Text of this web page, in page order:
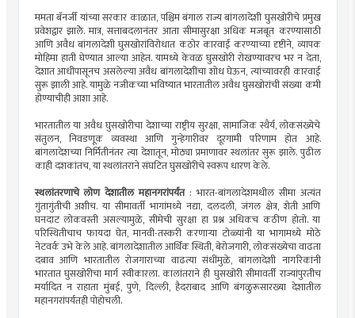
ममता बॅनर्जी यांच्या सरकार काळात, पश्चिम बंगाल राज्य बांगलादेशी घुसखोरीचे प्रमुख
प्रवेशद्वार झालेे. मात्र, सत्ताबदलानंतर आता सीमासुरक्षा अधिक मजबूत करण्यासाठी
आणि अवैध बांगलादेशी घुसखोरांविरोधात कठोर कारवाई करण्याच्या दृष्टीने, व्यापक
मोहिमा हाती घेण्यात आल्या आहेत. यामध्ये केवळ घुसखोरी रोखण्यावरच भर न देता,
देशात आधीपासूनच असलेल्या अवैध बांगलादेशींचा शोध घेऊन, त्यांच्यावरही कारवाई
सुरू झाली आहे. यामुळे नजीकच्या भविष्यात भारतातील अवैध घुसखोरांची संख्या कमी
होण्याचीही आशा आहे.
भारतातील या अवैध घुसखोरीचा देशाच्या राष्ट्रीय सुरक्षा, सामाजिक स्थैर्य, लोकसंख्येचे
संतुलन, निवडणूक व्यवस्था आणि गुन्हेगारीवर दूरगामी परिणाम होत आहे.
बांगलादेशच्या निर्मितीनंतर त्या देशातून, मोठ्या प्रमाणावर स्थलांतर सुरू झाले. पुढील
काही दशकांतच, या स्थलांतराने संघटित घुसखोरीचे स्वरूप धारण केले.
स्थलांतरणाचे लोण देशातील महानगरांपर्यंत : भारत-बांगलादेशमधील सीमा अत्यंत
गुंतागुंतीची अशीच. या सीमावर्ती भागांमध्ये नद्या, दलदली, जंगल क्षेत्र, शेती आणि
घनदाट लोकवस्ती असल्यामुळे, सीमेची सुरक्षा हा प्रश्न अधिकच कठीण होतो. या
परिस्थितीचाच फायदा घेत, मानवी-तस्करी करणार्‍या टोळ्यांनी या भागामध्ये मोठे
नेटवर्क उभे केले आहे. बांगलादेशातील आर्थिक स्थिती, बेरोजगारी, लोकसंख्येचा वाढता
दबाव आणि भारतातील रोजगाराच्या वाढत्या संधींमुळे, बांगलादेशी नागरिकांनी
भारतात घुसखोरीचा मार्ग स्वीकारला. कालांतराने ही घुसखोरी सीमावर्ती राज्यांपुरतीच
मर्यादित न राहाता मुंबई, पुणे, दिल्ली, हैदराबाद आणि बंगळुरूसारख्या देशातील
महानगरांपर्यंतही पोहोचली.